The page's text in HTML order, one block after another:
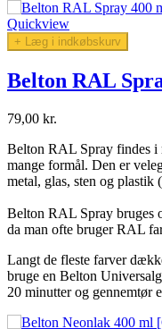
Quickview
+ Læg i indkøbskurv
Belton RAL
79,00 kr.
Belton RAL Spray findes i
mange formål. Den er
metal, glas, sten og plastik
Belton RAL Spray bruges
da man ofte bruger RAL
Langt de fleste farver
bruge en Belton
20 minutter og gennemtør